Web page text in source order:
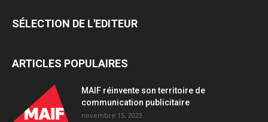
SÉLECTION DE L'EDITEUR
ARTICLES POPULAIRES
MAIF réinvente son territoire de
communication publicitaire
novembre 15, 2023